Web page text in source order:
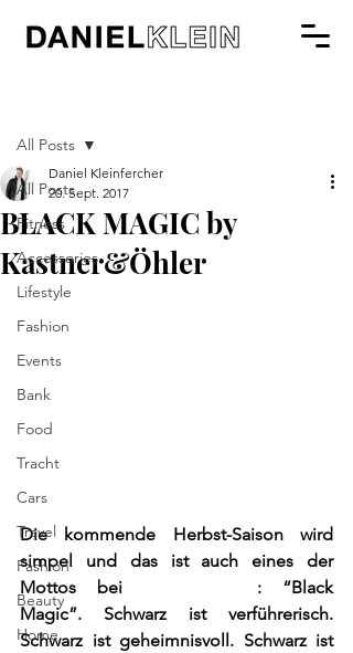
All Posts
Fitness
Accessories
Lifestyle
Fashion
Events
Bank
Food
Tracht
Cars
Travel
Fashion
Beauty
Home
All Posts
BLACK MAGIC by
Kastner&Öhler
Daniel Kleinfercher
20. Sept. 2017
Die kommende Herbst-Saison wird
simpel und das ist auch eines der
Mottos bei
: “Black
Magic”. Schwarz ist verführerisch.
Schwarz ist geheimnisvoll. Schwarz ist